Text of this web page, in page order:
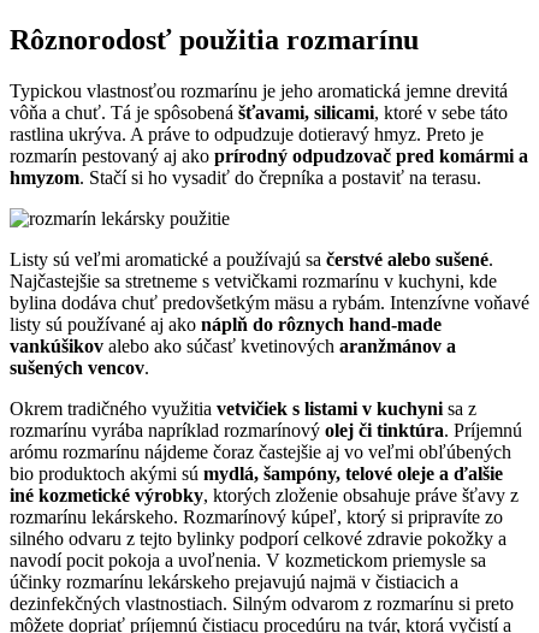
Rôznorodosť použitia rozmarínu
Typickou vlastnosťou rozmarínu je jeho aromatická jemne drevitá
vôňa a chuť. Tá je spôsobená šťavami, silicami, ktoré v sebe táto
rastlina ukrýva. A práve to odpudzuje dotieravý hmyz. Preto je
rozmarín pestovaný aj ako prírodný odpudzovač pred komármi a
hmyzom. Stačí si ho vysadiť do črepníka a postaviť na terasu.
Listy sú veľmi aromatické a používajú sa čerstvé alebo sušené.
Najčastejšie sa stretneme s vetvičkami rozmarínu v kuchyni, kde
bylina dodáva chuť predovšetkým mäsu a rybám. Intenzívne voňavé
listy sú používané aj ako náplň do rôznych hand-made
vankúšikov alebo ako súčasť kvetinových aranžmánov a
sušených vencov.
Okrem tradičného využitia vetvičiek s listami v kuchyni sa z
rozmarínu vyrába napríklad rozmarínový olej či tinktúra. Príjemnú
arómu rozmarínu nájdeme čoraz častejšie aj vo veľmi obľúbených
bio produktoch akými sú mydlá, šampóny, telové oleje a ďalšie
iné kozmetické výrobky, ktorých zloženie obsahuje práve šťavy z
rozmarínu lekárskeho. Rozmarínový kúpeľ, ktorý si pripravíte zo
silného odvaru z tejto bylinky podporí celkové zdravie pokožky a
navodí pocit pokoja a uvoľnenia. V kozmetickom priemysle sa
účinky rozmarínu lekárskeho prejavujú najmä v čistiacich a
dezinfekčných vlastnostiach. Silným odvarom z rozmarínu si preto
môžete dopriať príjemnú čistiacu procedúru na tvár, ktorá vyčistí a